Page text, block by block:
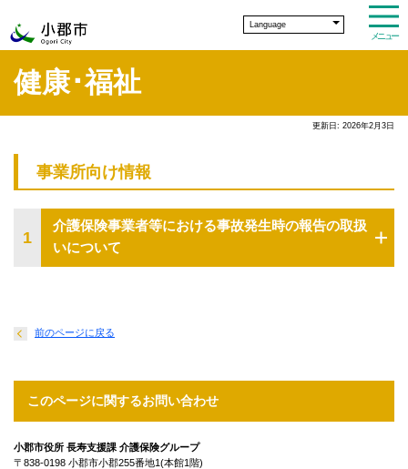
Language
メニュー
健康･福祉
更新日: 2026年2月3日
事業所向け情報
1
介護保険事業者等における事故発生時の報告の取扱
いについて
前のページに戻る
このページに関するお問い合わせ
小郡市役所 長寿支援課 介護保険グループ
〒838-0198 小郡市小郡255番地1(本館1階)